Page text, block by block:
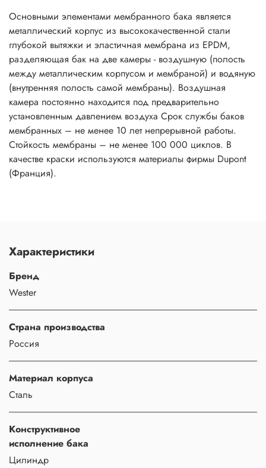
Основными элементами мембранного бака является
металлический корпус из высококачественной стали
глубокой вытяжки и эластичная мембрана из ЕPDМ,
разделяющая бак на две камеры - воздушную (полость
между металлическим корпусом и мембраной) и водяную
(внутренняя полость самой мембраны). Воздушная
камера постоянно находится под предварительно
установленным давлением воздуха Срок службы баков
мембранных – не менее 10 лет непрерывной работы.
Стойкость мембраны – не менее 100 000 циклов. В
качестве краски используются материалы фирмы Dupont
(Франция).
Характеристики
Бренд
Wester
Страна производства
Россия
Материал корпуса
Сталь
Конструктивное
исполнение бака
Цилиндр